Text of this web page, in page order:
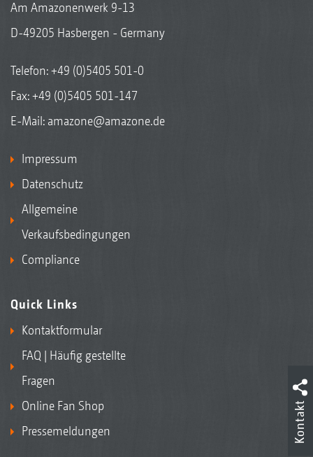
Am Amazonenwerk 9-13
D-49205 Hasbergen - Germany
Telefon:+49 (0)5405 501-0
Fax: +49 (0)5405 501-147
E-Mail: amazone@amazone.de
Impressum
Datenschutz
Allgemeine
Verkaufsbedingungen
Compliance
Quick Links
Kontaktformular
FAQ | Häufig gestellte
Fragen
Online Fan Shop
Pressemeldungen
Kontakt